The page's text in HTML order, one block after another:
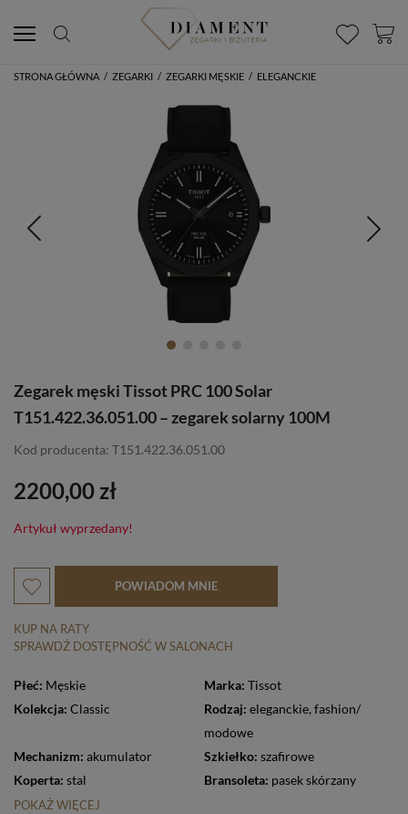
STRONA GŁÓWNA / ZEGARKI / ZEGARKI MĘSKIE / ELEGANCKIE
Zegarek męski Tissot PRC 100 Solar
T151.422.36.051.00 – zegarek solarny 100M
Kod producenta: T151.422.36.051.00
2200,00 zł
Artykuł wyprzedany!
POWIADOM MNIE
KUP NA RATY
SPRAWDŹ DOSTĘPNOŚĆ W SALONACH
Płeć: Męskie Marka: Tissot
Kolekcja: Classic Rodzaj: eleganckie,
modowe
Mechanizm: akumulator Szkiełko: szafirowe
Koperta: stal Bransoleta: pasek skórzany
POKAŻ WIĘCEJ